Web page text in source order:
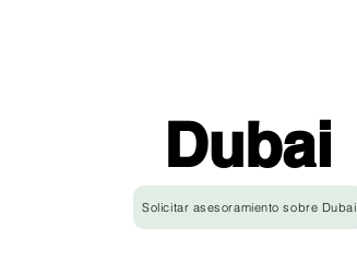
Dubai
Solicitar asesoramiento sobre Dubai